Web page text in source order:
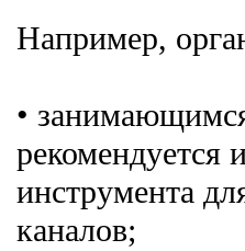
Например,
•
рекомендуется
инструмента
каналов;